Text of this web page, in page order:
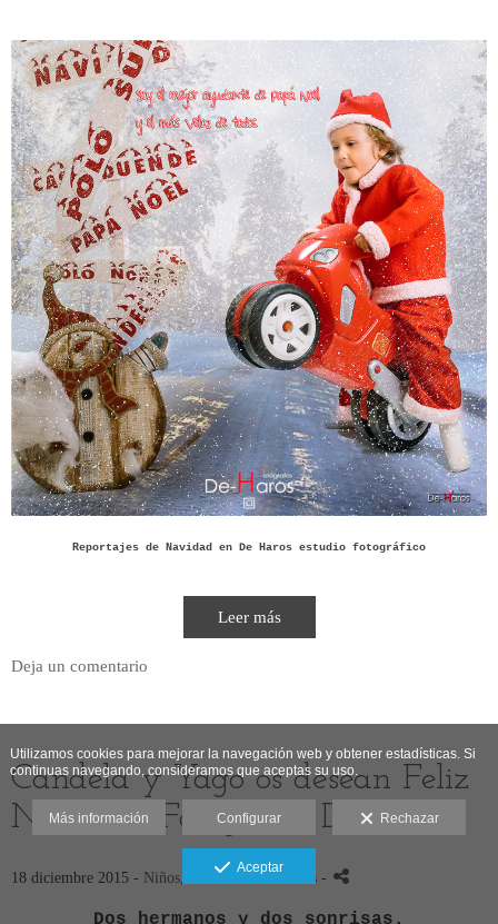
Reportajes de Navidad en De Haros estudio fotográfico
Leer más
Deja un comentario
Candela y Yago os desean Feliz
Navidad. Fotografía De-Haros
18 diciembre 2015 - Niños, bebés - Comentarios -
Dos hermanos y dos sonrisas.
Utilizamos cookies para mejorar la navegación web y obtener estadísticas. Si
continuas navegando, consideramos que aceptas su uso.
Más información Configurar Rechazar
Aceptar